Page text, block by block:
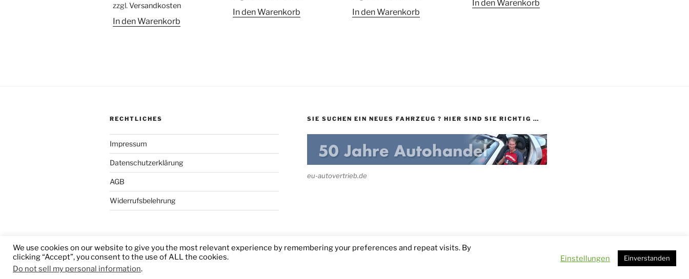
zzgl.Versandkosten
In den Warenkorb
In den Warenkorb In den Warenkorb
In den Warenkorb
RECHTLICHES
Impressum
Datenschutzerklärung
AGB
Widerrufsbelehrung
SIE SUCHEN EIN NEUES FAHRZEUG ? HIER SIND SIE RICHTIG …
eu-autovertrieb.de
Stolz präsentiert von WordPress
We use cookies on our website to give you the most relevant experience by remembering your preferences and repeat visits. By
clicking “Accept”, you consent to the use of ALL the cookies.
Do not sell my personal information.
Einstellungen Einverstanden